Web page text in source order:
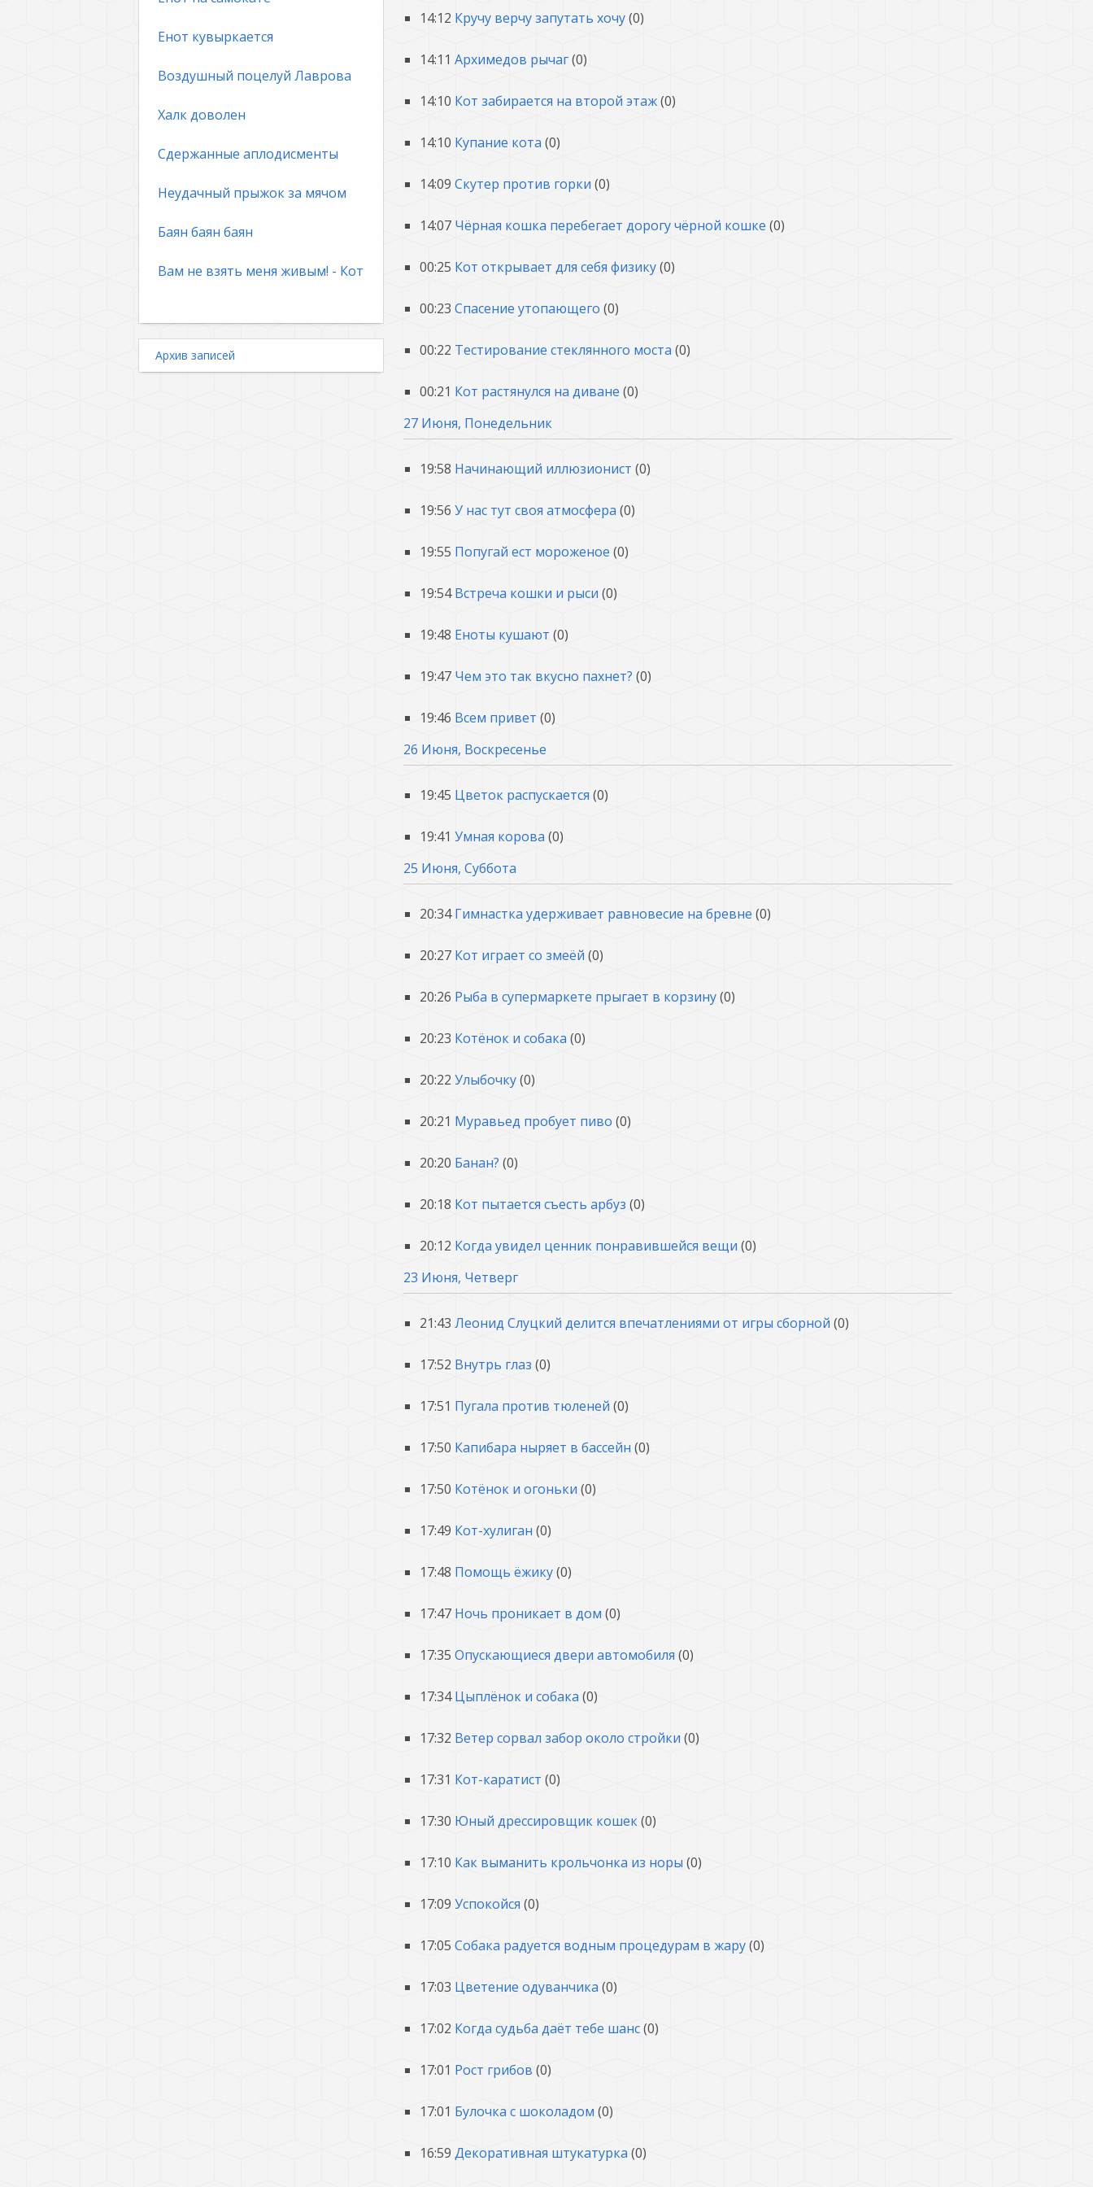
14:12 Кручу верчу запутать хочу (0)
14:11 Архимедов рычаг (0)
14:10 Кот забирается на второй этаж (0)
14:10 Купание кота (0)
14:09 Скутер против горки (0)
14:07 Чёрная кошка перебегает дорогу чёрной кошке (0)
00:25 Кот открывает для себя физику (0)
00:23 Спасение утопающего (0)
00:22 Тестирование стеклянного моста (0)
00:21 Кот растянулся на диване (0)
27 Июня, Понедельник
19:58 Начинающий иллюзионист (0)
19:56 У нас тут своя атмосфера (0)
19:55 Попугай ест мороженое (0)
19:54 Встреча кошки и рыси (0)
19:48 Еноты кушают (0)
19:47 Чем это так вкусно пахнет? (0)
19:46 Всем привет (0)
26 Июня, Воскресенье
19:45 Цветок распускается (0)
19:41 Умная корова (0)
25 Июня, Суббота
20:34 Гимнастка удерживает равновесие на бревне (0)
20:27 Кот играет со змеёй (0)
20:26 Рыба в супермаркете прыгает в корзину (0)
20:23 Котёнок и собака (0)
20:22 Улыбочку (0)
20:21 Муравьед пробует пиво (0)
20:20 Банан? (0)
20:18 Кот пытается съесть арбуз (0)
20:12 Когда увидел ценник понравившейся вещи (0)
23 Июня, Четверг
21:43 Леонид Слуцкий делится впечатлениями от игры сборной (0)
17:52 Внутрь глаз (0)
17:51 Пугала против тюленей (0)
17:50 Капибара ныряет в бассейн (0)
17:50 Котёнок и огоньки (0)
17:49 Кот-хулиган (0)
17:48 Помощь ёжику (0)
17:47 Ночь проникает в дом (0)
17:35 Опускающиеся двери автомобиля (0)
17:34 Цыплёнок и собака (0)
17:32 Ветер сорвал забор около стройки (0)
17:31 Кот-каратист (0)
17:30 Юный дрессировщик кошек (0)
17:10 Как выманить крольчонка из норы (0)
17:09 Успокойся (0)
17:05 Собака радуется водным процедурам в жару (0)
17:03 Цветение одуванчика (0)
17:02 Когда судьба даёт тебе шанс (0)
17:01 Рост грибов (0)
17:01 Булочка с шоколадом (0)
16:59 Декоративная штукатурка (0)
Енот кувыркается
Воздушный поцелуй Лаврова
Халк доволен
Сдержанные аплодисменты
Неудачный прыжок за мячом
Баян баян баян
Вам не взять меня живым! - Кот
Архив записей